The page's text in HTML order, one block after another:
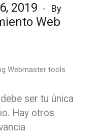
2019 By
Web
ser tu única
Hay otros